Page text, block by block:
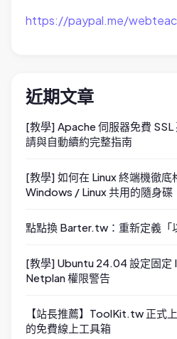
https://paypal.me/
近期文章
[教學] Apache 伺服器免費
請與自動續約完整指南
[教學] 如何在 Linux 終端機徹底
Windows / Linux 共用的隨身碟
點點換 Barter.tw：重新定義「
[教學] Ubuntu 24.04 設定固定
Netplan 權限警告
【站長推薦】ToolKit.tw 正式
的免費線上工具箱